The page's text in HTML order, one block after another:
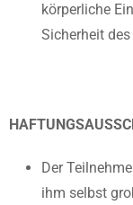
körperliche
Sicherheit
Der
ihm selbst